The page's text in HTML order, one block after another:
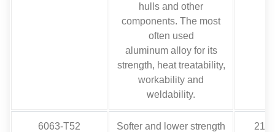
hulls and other
components. The most
often used
aluminum alloy for its
strength, heat treatability,
workability and
weldability.
6063-T52
Softer and lower strength